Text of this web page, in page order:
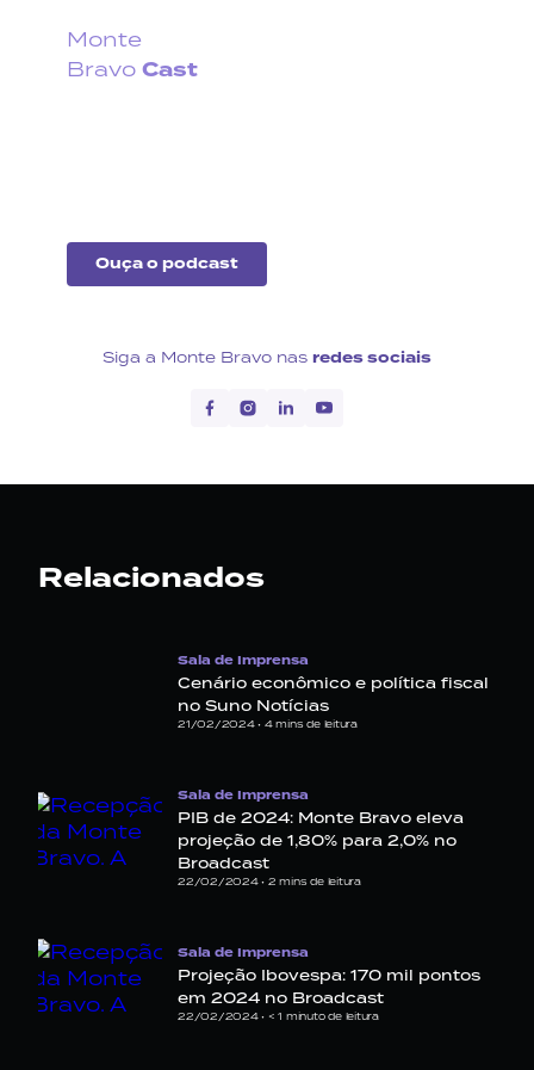
Monte
Bravo Cast
Ouça o podcast
Siga a Monte Bravo nas redes sociais
Relacionados
Sala de Imprensa
Cenário econômico e política fiscal
no Suno Notícias
21/02/2024 • 4 mins de leitura
Sala de Imprensa
PIB de 2024: Monte Bravo eleva
projeção de 1,80% para 2,0% no
Broadcast
22/02/2024 • 2 mins de leitura
Sala de Imprensa
Projeção Ibovespa: 170 mil pontos
em 2024 no Broadcast
22/02/2024 • < 1 minuto de leitura